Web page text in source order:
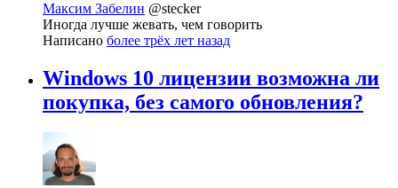
Максим Забелин @stecker
Иногда лучше жевать, чем говорить
Написано более трёх лет назад
Windows 10 лицензии возможна ли
покупка, без самого обновления?